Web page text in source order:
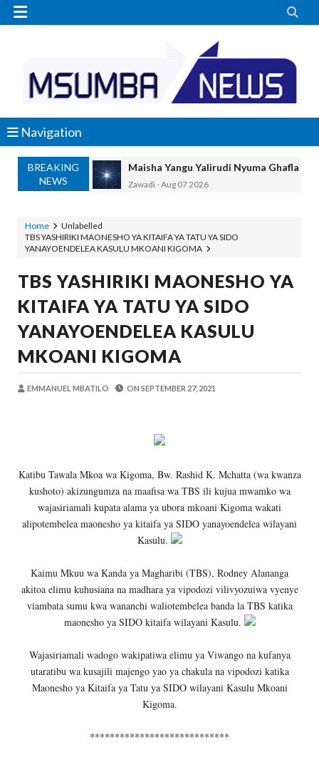
 
Navigation
BREAKING
NEWS
Maisha Yangu Yalirudi Nyuma Ghafla
Zawadi -Aug 07 2026
Nilitamani Sana Kupata Mtoto Wa
TANZANIA YAIPONGEZA AFRICA50,
MSUMBA - Aug 07 2026
JUBILEE GROUP TANZANIA
OSCAR ASSENGA -Aug 07 2026
OSCAR ASSENGA
OSCAR ASSENGA
MSUMBA Aug 07 2026
KIELELEZO KIPYA CHA VIWANGO VYA
MSUMBA-Aug 07 2026
Home
Unlabelled
TBS YASHIRIKI MAONESHO YA KITAIFA YA TATU YA SIDO
YANAYOENDELEA KASULU MKOANI KIGOMA
TBS YASHIRIKI MAONESHO YA
KITAIFA YA TATU YA SIDO
YANAYOENDELEA KASULU
MKOANI KIGOMA
EMMANUEL MBATILO ON SEPTEMBER 27, 2021
Katibu Tawala Mkoa wa Kigoma, Bw. Rashid K. Mchatta (wa kwanza
kushoto) akizungumza na maafisa wa TBS ili kujua mwamko wa
wajasiriamali kupata alama ya ubora mkoani Kigoma wakati
alipotembelea maonesho ya kitaifa ya SIDO yanayoendelea wilayani
Kasulu.
Kaimu Mkuu wa Kanda ya Magharibi (TBS), Rodney Alananga
akitoa elimu kuhusiana na madhara ya vipodozi vilivyozuiwa vyenye
viambata sumu kwa wananchi waliotembelea banda la TBS katika
maonesho ya SIDO kitaifa wilayani Kasulu.
Wajasiriamali wadogo wakipatiwa elimu ya Viwango na kufanya
utaratibu wa kusajili majengo yao ya chakula na vipodozi katika
Maonesho ya Kitaifa ya Tatu ya SIDO wilayani Kasulu Mkoani
Kigoma.
****************************